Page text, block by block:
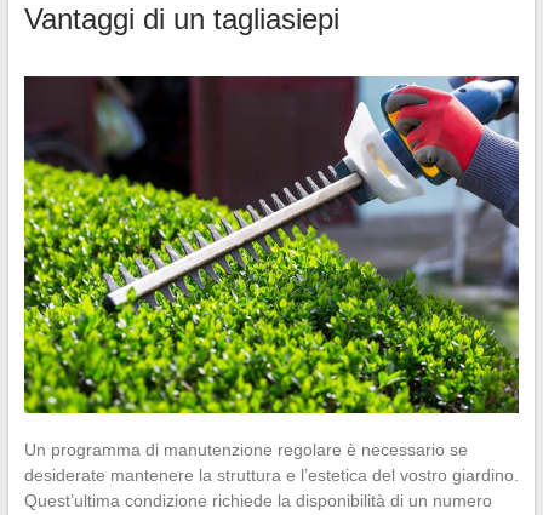
Vantaggi di un tagliasiepi
Un programma di manutenzione regolare è necessario se
desiderate mantenere la struttura e l’estetica del vostro giardino.
Quest’ultima condizione richiede la disponibilità di un numero